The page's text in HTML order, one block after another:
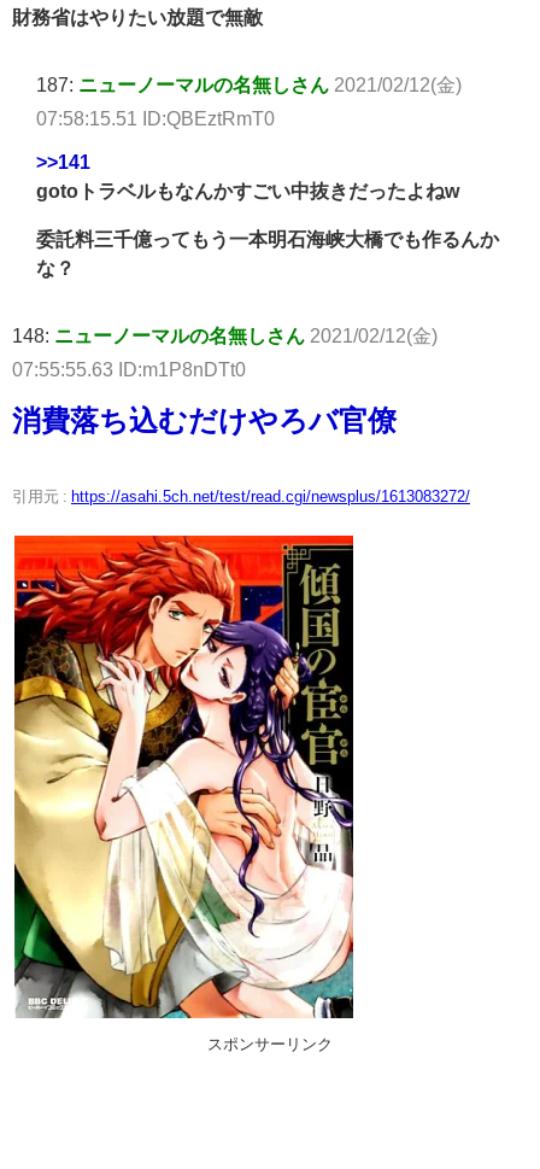
財務省はやりたい放題で無敵
187: ニューノーマルの名無しさん 2021/02/12(金)
07:58:15.51 ID:QBEztRmT0
>>141
gotoトラベルもなんかすごい中抜きだったよねw
委託料三千億ってもう一本明石海峡大橋でも作るんか
な？
148: ニューノーマルの名無しさん 2021/02/12(金)
07:55:55.63 ID:m1P8nDTt0
消費落ち込むだけやろバ官僚
引用元 : https://asahi.5ch.net/test/read.cgi/newsplus/1613083272/
スポンサーリンク